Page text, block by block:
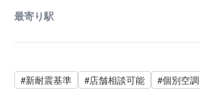
最寄り駅
#新耐震基準 #店舗相談可能 #個別空調